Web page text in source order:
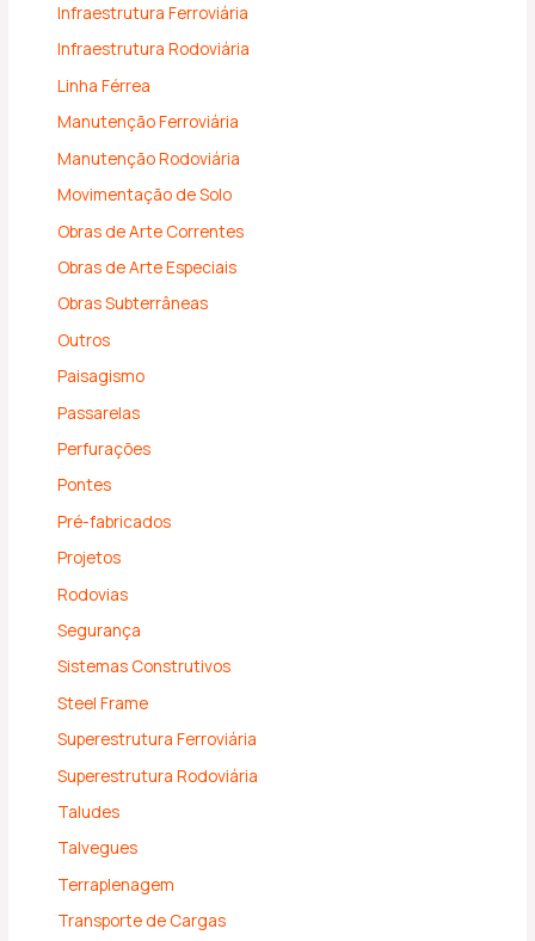
Infraestrutura Ferroviária
Infraestrutura Rodoviária
Linha Férrea
Manutenção Ferroviária
Manutenção Rodoviária
Movimentação de Solo
Obras de Arte Correntes
Obras de Arte Especiais
Obras Subterrâneas
Outros
Paisagismo
Passarelas
Perfurações
Pontes
Pré-fabricados
Projetos
Rodovias
Segurança
Sistemas Construtivos
Steel Frame
Superestrutura Ferroviária
Superestrutura Rodoviária
Taludes
Talvegues
Terraplenagem
Transporte de Cargas